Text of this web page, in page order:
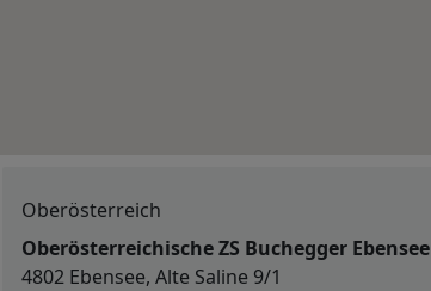
Oberösterreich
Oberösterreichische ZS Buchegger Ebensee
4802 Ebensee, Alte Saline 9/1